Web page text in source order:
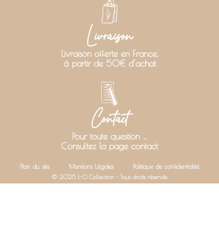
Livraison
Livraison offerte en France,
à partir de 50€ d’achat
Contact
Pour toute question …
Consultez la page contact
Plan du site Mentions Légales Politique de confidentialité
© 2025 L-O Collection – Tous droits réservés